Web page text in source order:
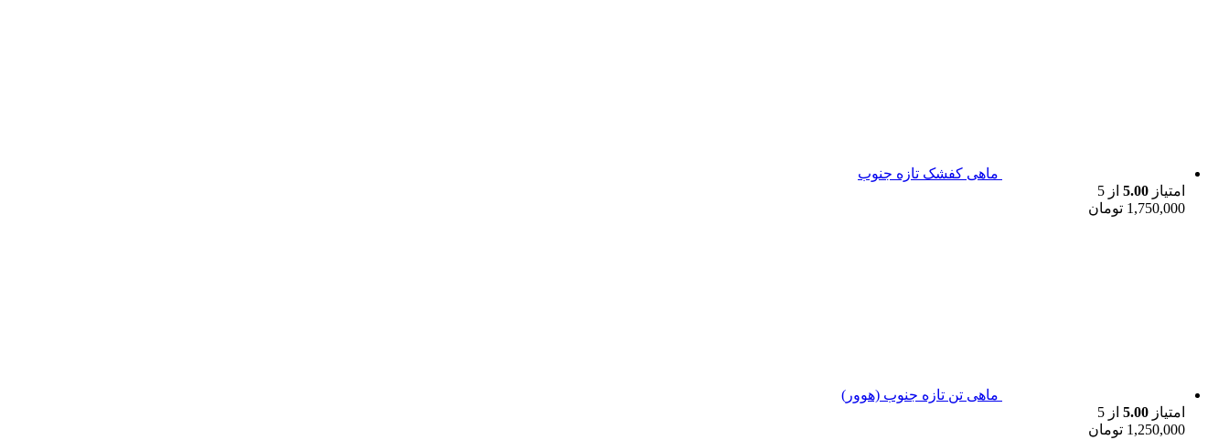
ماهی کفشک تازه جنوب
امتیاز 5.00 از 5
1,750,000 تومان
ماهی تن تازه جنوب (هوور)
امتیاز 5.00 از 5
1,250,000 تومان